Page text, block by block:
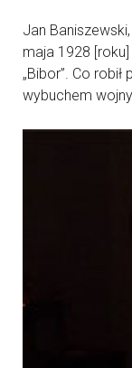
Jan
maja 1928
„Bibor”. Co
wybuchem